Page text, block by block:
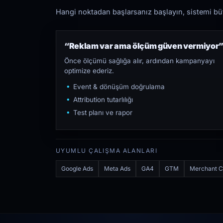
Hangi noktadan başlarsanız başlayın, sistemi
“Reklam var ama ölçüm güven
Önce ölçümü sağlığa alır, ardından kampanyayı
optimize ederiz.
Event & dönüşüm doğrulama
Attribution tutarlılığı
Test planı ve rapor
UYUMLU ÇALIŞMA ALANLARI
Google Ads Meta Ads GA4 GTM Merchant